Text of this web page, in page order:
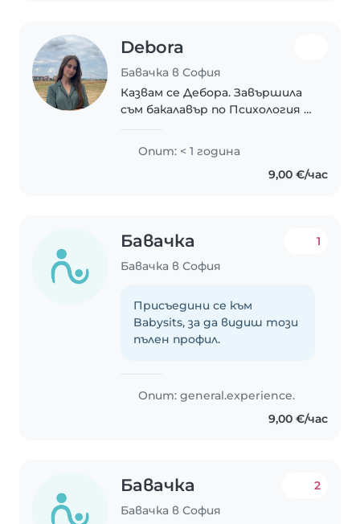
Debora
Бавачка в София
Казвам се Дебора. Завършила
съм бакалавър по Психология и
магистратура по Клинична
Опит: < 1 година
9,00 €/час
Бавачка
Бавачка в София
1
Присъедини се към
Babysits, за да видиш този
пълен профил.
Опит: general.experience.
9,00 €/час
Бавачка
Бавачка в София
2